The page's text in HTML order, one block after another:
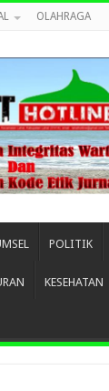
OLAHRAGA
POLITIK
KESEHATAN